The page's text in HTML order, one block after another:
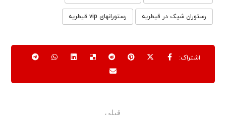
رستوران شیک در قیطریه رستورانهای vip قیطریه
قبلی